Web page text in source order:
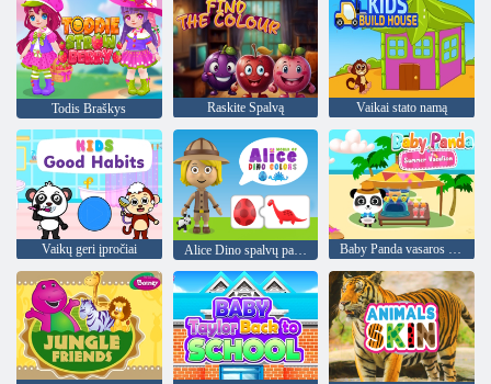
Todis Braškys Raskite Spalvą Vaikai stato namą
Vaikų geri įpročiai Alice Dino spalvų pasaulis